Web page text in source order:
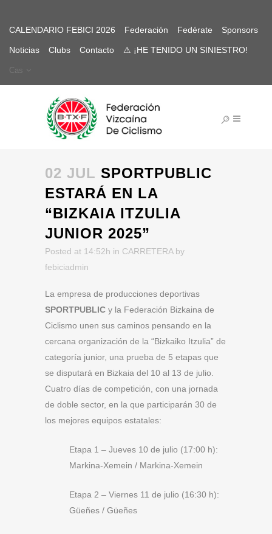
CALENDARIO FEBICI 2026 Federación Fedérate Sponsors
Noticias Clubs Contacto ⚠ ¡HE TENIDO UN SINIESTRO!
Cas
02 JUL SPORTPUBLIC
ESTARÁ EN LA
“BIZKAIA ITZULIA
JUNIOR 2025”
Posted at 14:52h in CARRETERA by
febiciadmin
La empresa de producciones deportivas
SPORTPUBLIC y la Federación Bizkaina de
Ciclismo unen sus caminos pensando en la
cercana organización de la “Bizkaiko Itzulia” de
categoría junior, una prueba de 5 etapas que
se disputará en Bizkaia del 10 al 13 de julio.
Cuatro días de competición, con una jornada
de doble sector, en la que participarán 30 de
los mejores equipos estatales:
Etapa 1 – Jueves 10 de julio (17:00 h):
Markina-Xemein / Markina-Xemein
Etapa 2 – Viernes 11 de julio (16:30 h):
Güeñes / Güeñes